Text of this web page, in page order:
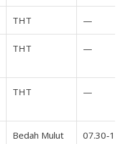
THT —
THT —
THT —
Bedah Mulut 07.30-